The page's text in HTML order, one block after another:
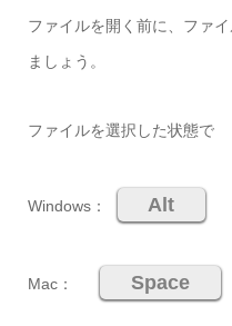
ファイルを開く前に、ファ
ましょう。
ファイルを選択した状態で
Windows： Alt
Mac： Space